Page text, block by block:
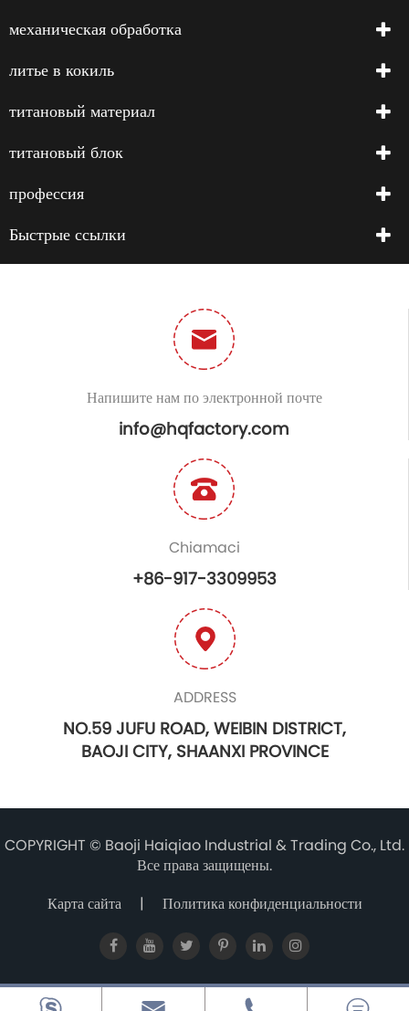
механическая обработка
литье в кокиль
титановый материал
титановый блок
профессия
Быстрые ссылки
Напишите нам по электронной почте
info@hqfactory.com
Chiamaci
+86-917-3309953
ADDRESS
NO.59 JUFU ROAD, WEIBIN DISTRICT,
BAOJI CITY, SHAANXI PROVINCE
COPYRIGHT © Baoji Haiqiao Industrial & Trading Co., Ltd.
Все права защищены.
Карта сайта| Политика конфиденциальности